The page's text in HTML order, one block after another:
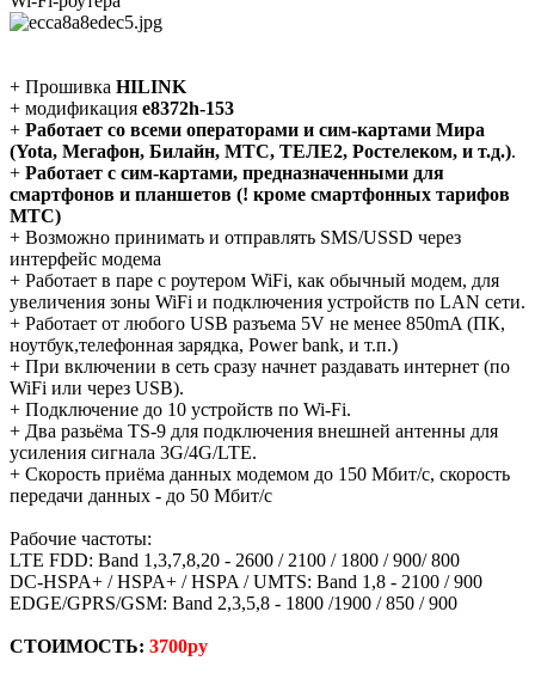
+ Прошивка HILINK
+ модификация e8372h-153
+ Работает со всеми операторами и сим-картами Мира
(Yota, Мегафон, Билайн, МТС, ТЕЛЕ2, Ростелеком, и т.д.).
+ Работает с сим-картами, предназначенными для
смартфонов и планшетов (! кроме смартфонных тарифов
МТС)
+ Возможно принимать и отправлять SMS/USSD через
интерфейс модема
+ Работает в паре с роутером WiFi, как обычный модем, для
увеличения зоны WiFi и подключения устройств по LAN сети.
+ Работает от любого USB разъема 5V не менее 850mA (ПК,
ноутбук,телефонная зарядка, Power bank, и т.п.)
+ При включении в сеть сразу начнет раздавать интернет (по
WiFi или через USB).
+ Подключение до 10 устройств по Wi-Fi.
+ Два разьёма TS-9 для подключения внешней антенны для
усиления сигнала 3G/4G/LTE.
+ Скорость приёма данных модемом до 150 Мбит/с, скорость
передачи данных - до 50 Мбит/с
Рабочие частоты:
LTE FDD: Band 1,3,7,8,20 - 2600 / 2100 / 1800 / 900/ 800
DC-HSPA+ / HSPA+ / HSPA / UMTS: Band 1,8 - 2100 / 900
EDGE/GPRS/GSM: Band 2,3,5,8 - 1800 /1900 / 850 / 900
СТОИМОСТЬ: 3700ру